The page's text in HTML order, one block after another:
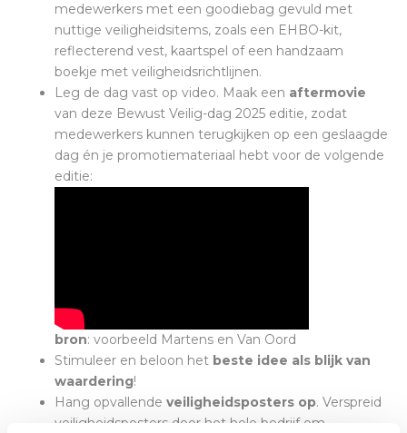
medewerkers met een goodiebag gevuld met
nuttige veiligheidsitems, zoals een EHBO-kit,
reflecterend vest, kaartspel of een handzaam
boekje met veiligheidsrichtlijnen.
Leg de dag vast op video. Maak een aftermovie
van deze Bewust Veilig-dag 2025 editie, zodat
medewerkers kunnen terugkijken op een geslaagde
dag én je promotiemateriaal hebt voor de volgende
editie:
bron: voorbeeld Martens en Van Oord
Stimuleer en beloon het beste idee als blijk van
waardering!
Hang opvallende veiligheidsposters op. Verspreid
veiligheidsposters door het hele bedrijf om